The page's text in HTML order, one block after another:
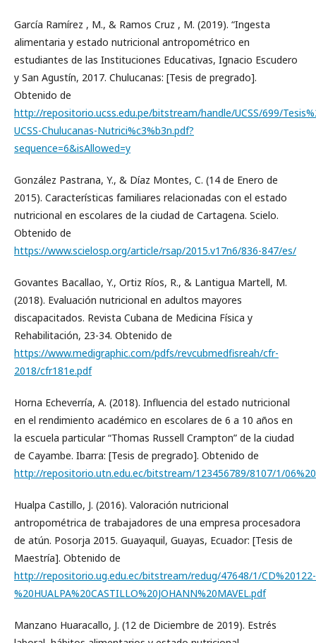
García Ramírez , M., & Ramos Cruz , M. (2019). “Ingesta
alimentaria y estado nutricional antropométrico en
estudiantes de las Instituciones Educativas, Ignacio Escudero
y San Agustín, 2017. Chulucanas: [Tesis de pregrado].
Obtenido de
http://repositorio.ucss.edu.pe/bitstream/handle/UCSS/699/
UCSS-Chulucanas-Nutrici%c3%b3n.pdf?
sequence=6&isAllowed=y
González Pastrana, Y., & Díaz Montes, C. (14 de Enero de
2015). Características familiares relacionadas con el estado
nutricional en escolares de la ciudad de Cartagena. Scielo.
Obtenido de
https://www.scielosp.org/article/rsap/2015.v17n6/836-847/es/
Govantes Bacallao, Y., Ortiz Ríos, R., & Lantigua Martell, M.
(2018). Evaluación nutricional en adultos mayores
discapacitados. Revista Cubana de Medicina Física y
Rehabilitación, 23-34. Obtenido de
https://www.medigraphic.com/pdfs/revcubmedfisreah/cfr-
2018/cfr181e.pdf
Horna Echeverría, A. (2018). Influencia del estado nutricional
en el rendimiento académico en escolares de 6 a 10 años en
la escuela particular “Thomas Russell Crampton” de la ciudad
de Cayambe. Ibarra: [Tesis de pregrado]. Obtenido de
http://repositorio.utn.edu.ec/bitstream/123456789/8107/1/
Hualpa Castillo, J. (2016). Valoración nutricional
antropométrica de trabajadores de una empresa procesadora
de atún. Posorja 2015. Guayaquil, Guayas, Ecuador: [Tesis de
Maestría]. Obtenido de
http://repositorio.ug.edu.ec/bitstream/redug/47648/1/CD%20122-
%20HUALPA%20CASTILLO%20JOHANN%20MAVEL.pdf
Manzano Huaracallo, J. (12 de Diciembre de 2019). Estrés